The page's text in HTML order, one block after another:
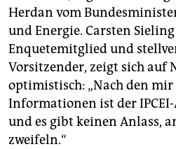
Herdan vom
und Energie. Carsten Sieling
Enquetemitglied und
Vorsitzender, zeigt sich auf
optimistisch: „Nach den
Informationen ist der
und es gibt keinen Anlass,
zweifeln.“